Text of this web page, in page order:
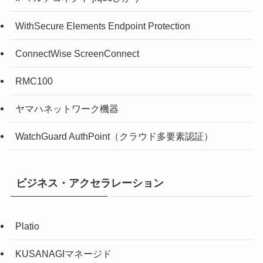
WithSecure Elements Endpoint Protection
ConnectWise ScreenConnect
RMC100
ヤマハネットワーク機器
WatchGuard AuthPoint（クラウド多要素認証）
ビジネス・アクセラレーション
Platio
KUSANAGIマネージド